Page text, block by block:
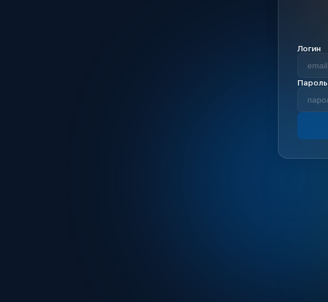
Логин
Пароль